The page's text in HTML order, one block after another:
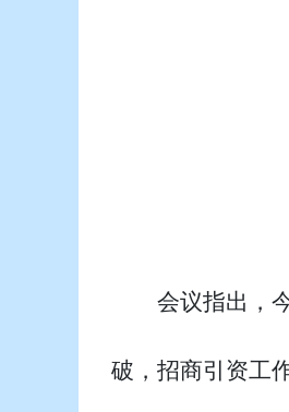
会议指出，
破，招商引资工